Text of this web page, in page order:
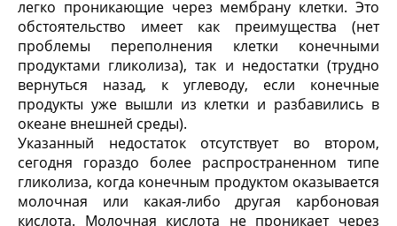
легко проника­ющие через мембрану клетки. Это
обстоятельство имеет как преимущества (нет
проблемы переполне­ния клетки конечными
продуктами гликолиза), так и недостатки (трудно
вернуться назад, к углеводу, если конечные
продукты уже вышли из клетки и разбавились в
океане внешней среды).
Указанный недостаток отсутствует во втором,
сегодня гораздо более распространенном типе
гли­колиза, когда конечным продуктом оказывается
молочная или какая-либо другая карбоновая
кисло­та. Молочная кислота не проникает через